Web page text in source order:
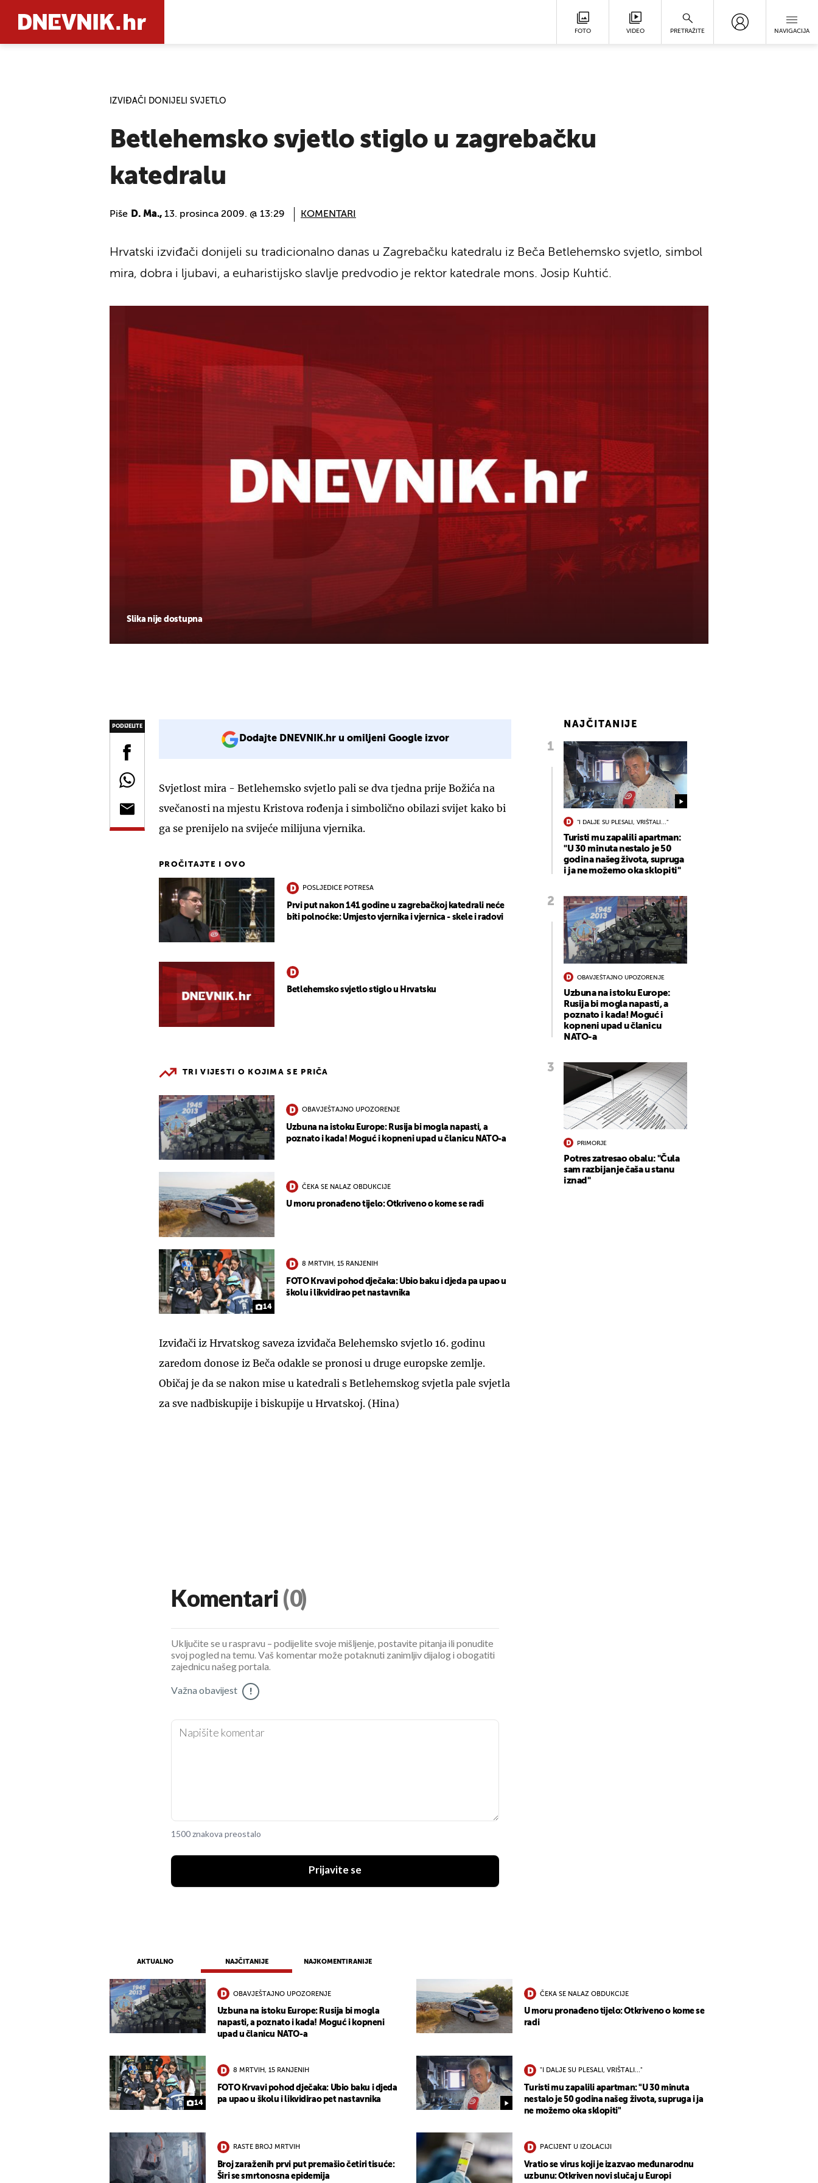
FOTO VIDEO PRETRAŽITE NAVIGACIJA
IZVIĐAČI DONIJELI SVJETLO
Betlehemsko svjetlo stiglo u zagrebačku
katedralu
Piše D. Ma., 13. prosinca 2009. @ 13:29 KOMENTARI
Slika nije dostupna
Hrvatski izviđači donijeli su tradicionalno danas u Zagrebačku katedralu iz Beča Betlehemsko svjetlo, simbol
mira, dobra i ljubavi, a euharistijsko slavlje predvodio je rektor katedrale mons. Josip Kuhtić.
PODIJELITE
Dodajte DNEVNIK.hr u omiljeni Google izvor
Svjetlost mira - Betlehemsko svjetlo pali se dva tjedna prije Božića na
svečanosti na mjestu Kristova rođenja i simbolično obilazi svijet kako bi
ga se prenijelo na svijeće milijuna vjernika.
PROČITAJTE I OVO
POSLJEDICE POTRESA
Prvi put nakon 141 godine u zagrebačkoj katedrali neće
biti polnoćke: Umjesto vjernika i vjernica - skele i radovi
Betlehemsko svjetlo stiglo u Hrvatsku
TRI VIJESTI O KOJIMA SE PRIČA
OBAVJEŠTAJNO UPOZORENJE
Uzbuna na istoku Europe: Rusija bi mogla napasti, a
poznato i kada! Moguć i kopneni upad u članicu NATO-a
ČEKA SE NALAZ OBDUKCIJE
U moru pronađeno tijelo: Otkriveno o kome se radi
14
8 MRTVIH, 15 RANJENIH
FOTO Krvavi pohod dječaka: Ubio baku i djeda pa upao u
školu i likvidirao pet nastavnika
Izviđači iz Hrvatskog saveza izviđača Belehemsko svjetlo 16. godinu
zaredom donose iz Beča odakle se pronosi u druge europske zemlje.
Običaj je da se nakon mise u katedrali s Betlehemskog svjetla pale svjetla
za sve nadbiskupije i biskupije u Hrvatskoj. (Hina)
NAJČITANIJE
"I DALJE SU PLESALI, VRIŠTALI..."
Turisti mu zapalili apartman:
"U 30 minuta nestalo je 50
godina našeg života, supruga
i ja ne možemo oka sklopiti"
OBAVJEŠTAJNO UPOZORENJE
Uzbuna na istoku Europe:
Rusija bi mogla napasti, a
poznato i kada! Moguć i
kopneni upad u članicu
NATO-a
PRIMORJE
Potres zatresao obalu: "Čula
sam razbijanje čaša u stanu
iznad"
Komentari (0)
Uključite se u raspravu – podijelite svoje mišljenje, postavite pitanja ili ponudite
svoj pogled na temu. Vaš komentar može potaknuti zanimljiv dijalog i obogatiti
zajednicu našeg portala.
Važna obavijest !
1500 znakova preostalo
Prijavite se
AKTUALNO NAJČITANIJE NAJKOMENTIRANIJE
OBAVJEŠTAJNO UPOZORENJE
Uzbuna na istoku Europe: Rusija bi mogla
napasti, a poznato i kada! Moguć i kopneni
upad u članicu NATO-a
ČEKA SE NALAZ OBDUKCIJE
U moru pronađeno tijelo: Otkriveno o kome se
radi
14
8 MRTVIH, 15 RANJENIH
FOTO Krvavi pohod dječaka: Ubio baku i djeda
pa upao u školu i likvidirao pet nastavnika
"I DALJE SU PLESALI, VRIŠTALI..."
Turisti mu zapalili apartman: "U 30 minuta
nestalo je 50 godina našeg života, supruga i ja
ne možemo oka sklopiti"
RASTE BROJ MRTVIH
Broj zaraženih prvi put premašio četiri tisuće:
Širi se smrtonosna epidemija
PACIJENT U IZOLACIJI
Vratio se virus koji je izazvao međunarodnu
uzbunu: Otkriven novi slučaj u Europi